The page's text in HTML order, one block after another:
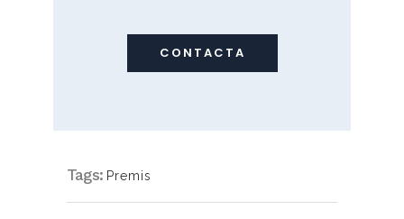
CONTACTA
Tags: Premis